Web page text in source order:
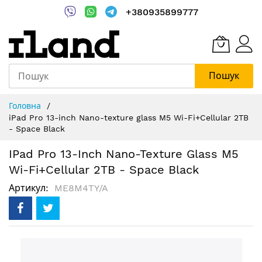
+380935899777
Пошук
Content
Головна
iPad Pro 13-inch Nano-texture glass M5 Wi-Fi+Cellular 2TB
- Space Black
IPad Pro 13-Inch Nano-Texture Glass M5
Wi-Fi+Cellular 2TB - Space Black
Артикул ME8M4TY/A